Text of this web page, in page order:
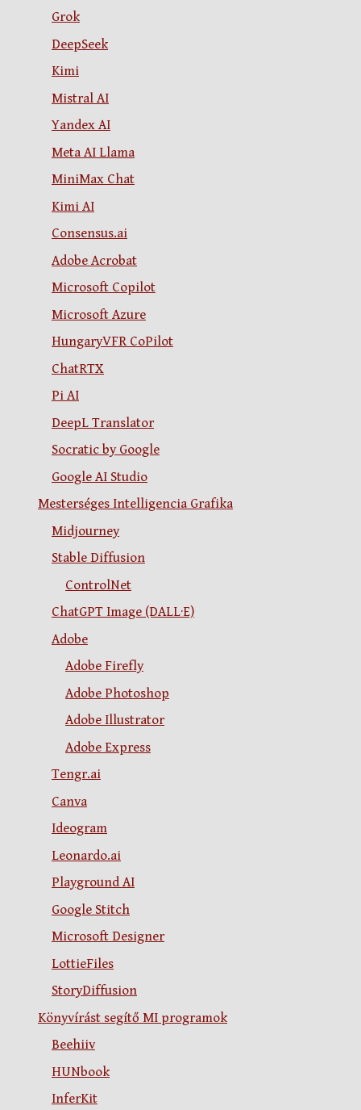
Grok
DeepSeek
Kimi
Mistral AI
Yandex AI
Meta AI Llama
MiniMax Chat
Kimi AI
Consensus.ai
Adobe Acrobat
Microsoft Copilot
Microsoft Azure
HungaryVFR CoPilot
ChatRTX
Pi AI
DeepL Translator
Socratic by Google
Google AI Studio
Mesterséges Intelligencia Grafika
Midjourney
Stable Diffusion
ControlNet
ChatGPT Image (DALL·E)
Adobe
Adobe Firefly
Adobe Photoshop
Adobe Illustrator
Adobe Express
Tengr.ai
Canva
Ideogram
Leonardo.ai
Playground AI
Google Stitch
Microsoft Designer
LottieFiles
StoryDiffusion
Könyvírást segítő MI programok
Beehiiv
HUNbook
InferKit